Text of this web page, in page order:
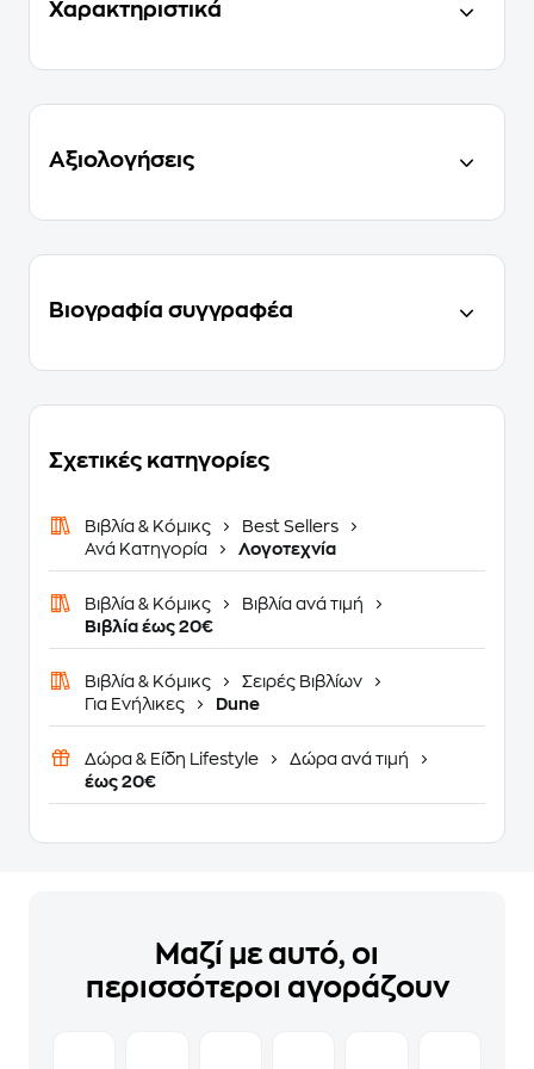
Χαρακτηριστικά
Αξιολογήσεις
Βιογραφία συγγραφέα
Σχετικές κατηγορίες
Βιβλία & Κόμικς
Best Sellers
Ανά Κατηγορία
Λογοτεχνία
Βιβλία & Κόμικς
Βιβλία ανά τιμή
Βιβλία έως 20€
Βιβλία & Κόμικς
Σειρές Βιβλίων
Για Ενήλικες
Dune
Δώρα & Είδη Lifestyle
Δώρα ανά τιμή
έως 20€
Μαζί με αυτό, οι
περισσότεροι αγοράζουν